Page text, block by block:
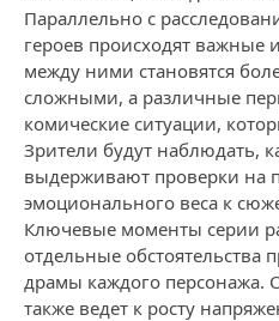
Параллельно с
героев происходят
между ними становятся
сложными, а различные
комические ситуации,
Зрители будут наблюдать,
выдерживают проверки на
эмоционального веса к
Ключевые моменты серии
отдельные обстоятельства
драмы каждого персонажа.
также ведет к росту